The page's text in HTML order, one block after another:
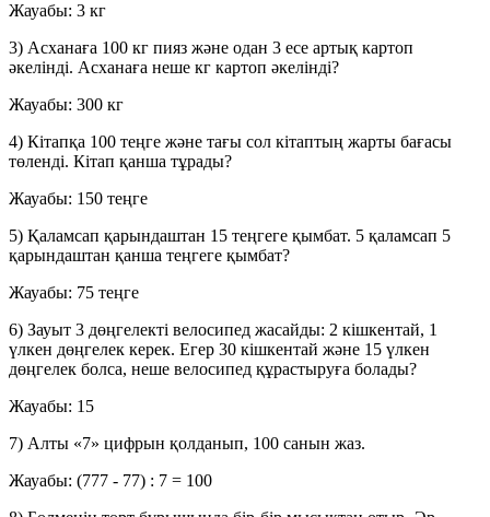
Жауабы: 3 кг
3) Асханаға 100 кг пияз және одан 3 есе артық картоп
әкелінді. Асханаға неше кг картоп әкелінді?
Жауабы: 300 кг
4) Кітапқа 100 теңге және тағы сол кітаптың жарты бағасы
төленді. Кітап қанша тұрады?
Жауабы: 150 теңге
5) Қаламсап қарындаштан 15 теңгеге қымбат. 5 қаламсап 5
қарындаштан қанша теңгеге қымбат?
Жауабы: 75 теңге
6) Зауыт 3 дөңгелекті велосипед жасайды: 2 кішкентай, 1
үлкен дөңгелек керек. Егер 30 кішкентай және 15 үлкен
дөңгелек болса, неше велосипед құрастыруға болады?
Жауабы: 15
7) Алты «7» цифрын қолданып, 100 санын жаз.
Жауабы: (777 - 77) : 7 = 100